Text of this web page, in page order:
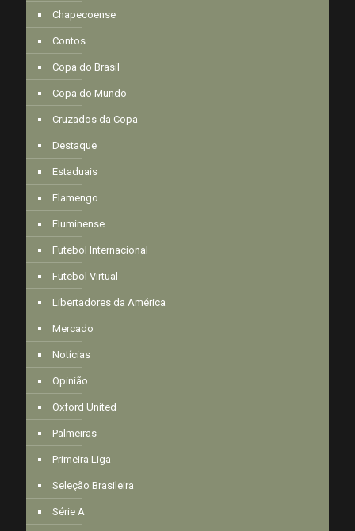
Chapecoense
Contos
Copa do Brasil
Copa do Mundo
Cruzados da Copa
Destaque
Estaduais
Flamengo
Fluminense
Futebol Internacional
Futebol Virtual
Libertadores da América
Mercado
Notícias
Opinião
Oxford United
Palmeiras
Primeira Liga
Seleção Brasileira
Série A